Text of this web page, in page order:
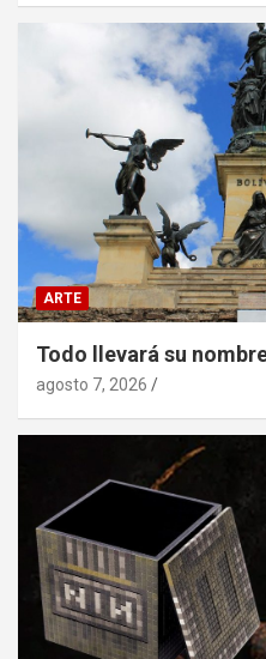
ARTE
Todo llevará su
agosto 7, 2026